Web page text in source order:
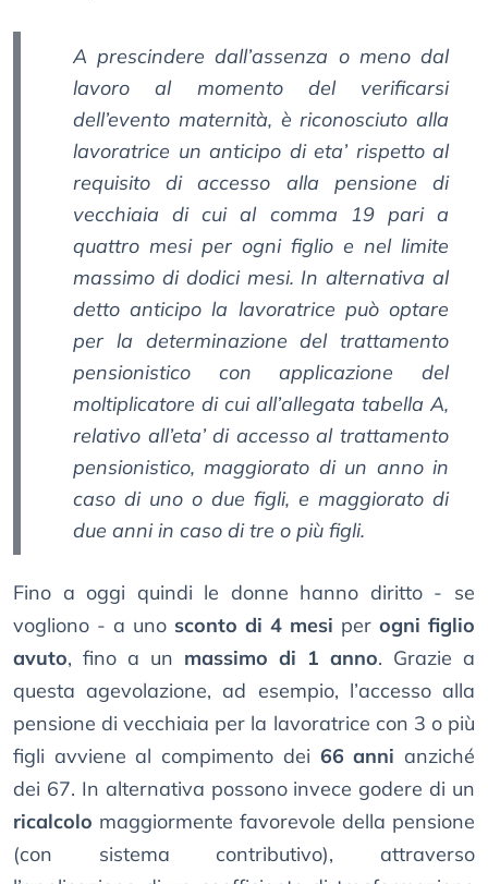
A prescindere dall’assenza o meno dal
lavoro al momento del verificarsi
dell’evento maternità, è riconosciuto alla
lavoratrice un anticipo di eta’ rispetto al
requisito di accesso alla pensione di
vecchiaia di cui al comma 19 pari a
quattro mesi per ogni figlio e nel limite
massimo di dodici mesi. In alternativa al
detto anticipo la lavoratrice può optare
per la determinazione del trattamento
pensionistico con applicazione del
moltiplicatore di cui all’allegata tabella A,
relativo all’eta’ di accesso al trattamento
pensionistico, maggiorato di un anno in
caso di uno o due figli, e maggiorato di
due anni in caso di tre o più figli.
Fino a oggi quindi le donne hanno diritto - se
vogliono - a uno sconto di 4 mesi per ogni figlio
avuto, fino a un massimo di 1 anno. Grazie a
questa agevolazione, ad esempio, l’accesso alla
pensione di vecchiaia per la lavoratrice con 3 o più
figli avviene al compimento dei 66 anni anziché
dei 67. In alternativa possono invece godere di un
ricalcolo maggiormente favorevole della pensione
(con sistema contributivo), attraverso